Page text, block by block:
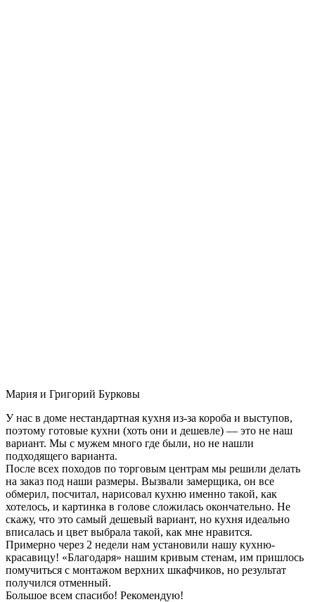
Мария и Григорий Бурковы
У нас в доме нестандартная кухня из-за короба и выступов,
поэтому готовые кухни (хоть они и дешевле) — это не наш
вариант. Мы с мужем много где были, но не нашли
подходящего варианта.
После всех походов по торговым центрам мы решили делать
на заказ под наши размеры. Вызвали замерщика, он все
обмерил, посчитал, нарисовал кухню именно такой, как
хотелось, и картинка в голове сложилась окончательно. Не
скажу, что это самый дешевый вариант, но кухня идеально
вписалась и цвет выбрала такой, как мне нравится.
Примерно через 2 недели нам установили нашу кухню-
красавицу! «Благодаря» нашим кривым стенам, им пришлось
помучиться с монтажом верхних шкафчиков, но результат
получился отменный.
Большое всем спасибо! Рекомендую!